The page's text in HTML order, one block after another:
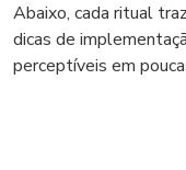
Abaixo, cada ritual
dicas de
perceptíveis em